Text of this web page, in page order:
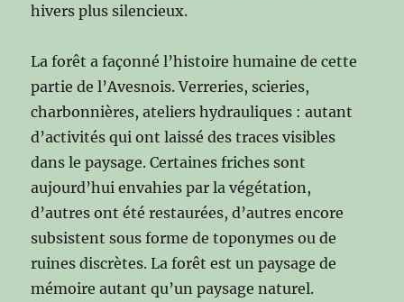
hivers plus silencieux.
La forêt a façonné l’histoire humaine de cette
partie de l’Avesnois. Verreries, scieries,
charbonnières, ateliers hydrauliques : autant
d’activités qui ont laissé des traces visibles
dans le paysage. Certaines friches sont
aujourd’hui envahies par la végétation,
d’autres ont été restaurées, d’autres encore
subsistent sous forme de toponymes ou de
ruines discrètes. La forêt est un paysage de
mémoire autant qu’un paysage naturel.